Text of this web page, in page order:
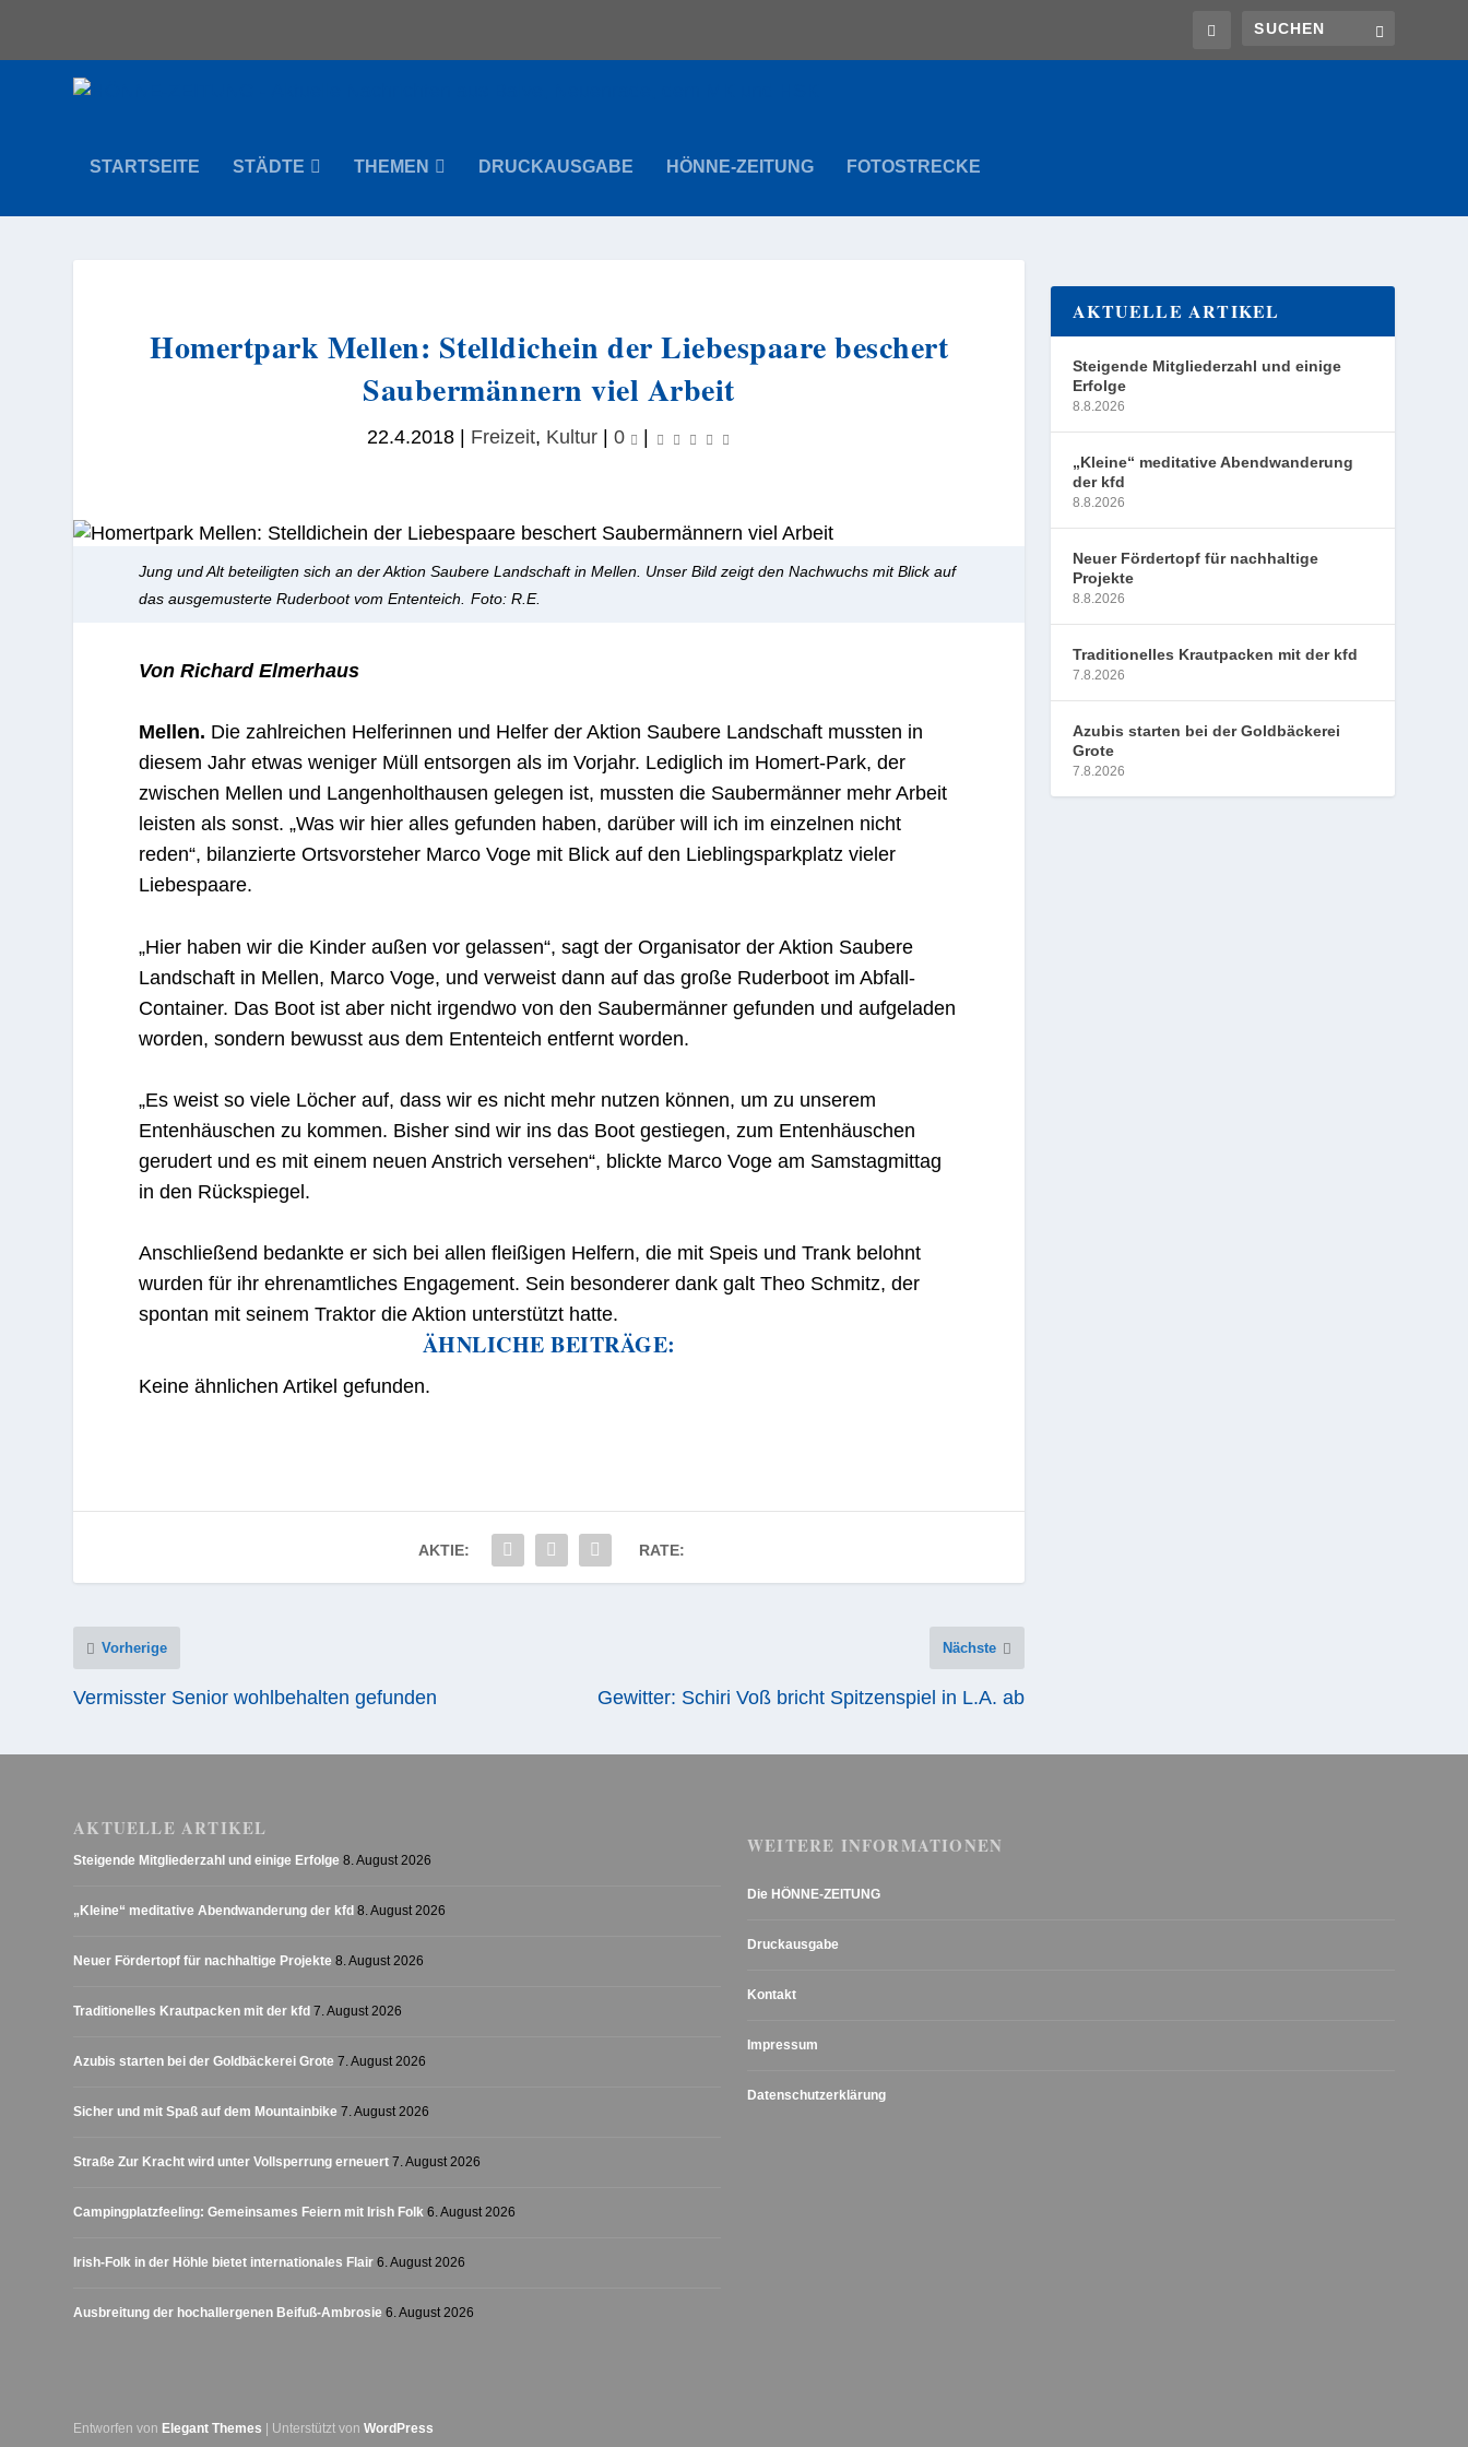
STARTSEITE STÄDTE THEMEN DRUCKAUSGABE HÖNNE-ZEITUNG FOTOSTRECKE
Homertpark Mellen: Stelldichein der Liebespaare beschert
Saubermännern viel Arbeit
22.4.2018 Freizeit, Kultur |0
Jung und Alt beteiligten sich an der Aktion Saubere Landschaft in Mellen. Unser Bild zeigt den Nachwuchs mit Blick auf
das ausgemusterte Ruderboot vom Ententeich.
Foto: R.E.
Von Richard Elmerhaus
Mellen. Die zahlreichen Helferinnen und Helfer der Aktion Saubere Landschaft mussten in
diesem Jahr etwas weniger Müll entsorgen als im Vorjahr. Lediglich im Homert-Park, der
zwischen Mellen und Langenholthausen gelegen ist, mussten die Saubermänner mehr Arbeit
leisten als sonst. „Was wir hier alles gefunden haben, darüber will ich im einzelnen nicht
reden“, bilanzierte Ortsvorsteher Marco Voge mit Blick auf den Lieblingsparkplatz vieler
Liebespaare.
„Hier haben wir die Kinder außen vor gelassen“, sagt der Organisator der Aktion Saubere
Landschaft in Mellen, Marco Voge, und verweist dann auf das große Ruderboot im Abfall-
Container. Das Boot ist aber nicht irgendwo von den Saubermänner gefunden und aufgeladen
worden, sondern bewusst aus dem Ententeich entfernt worden.
„Es weist so viele Löcher auf, dass wir es nicht mehr nutzen können, um zu unserem
Entenhäuschen zu kommen. Bisher sind wir ins das Boot gestiegen, zum Entenhäuschen
gerudert und es mit einem neuen Anstrich versehen“, blickte Marco Voge am Samstagmittag
in den Rückspiegel.
Anschließend bedankte er sich bei allen fleißigen Helfern, die mit Speis und Trank belohnt
wurden für ihr ehrenamtliches Engagement. Sein besonderer dank galt Theo Schmitz, der
spontan mit seinem Traktor die Aktion unterstützt hatte.
ÄHNLICHE BEITRÄGE:
Keine ähnlichen Artikel gefunden.
AKTIE: RATE:
Vorherige
Vermisster Senior wohlbehalten gefunden
Nächste
Gewitter: Schiri Voß bricht Spitzenspiel in L.A. ab
AKTUELLE ARTIKEL
Steigende Mitgliederzahl und einige
Erfolge
8.8.2026
„Kleine“ meditative Abendwanderung
der kfd
8.8.2026
Neuer Fördertopf für nachhaltige
Projekte
8.8.2026
Traditionelles Krautpacken mit der kfd
7.8.2026
Azubis starten bei der Goldbäckerei
Grote
7.8.2026
AKTUELLE ARTIKEL
Steigende Mitgliederzahl und einige Erfolge 8. August 2026
„Kleine“ meditative Abendwanderung der kfd 8. August 2026
Neuer Fördertopf für nachhaltige Projekte 8. August 2026
Traditionelles Krautpacken mit der kfd 7. August 2026
Azubis starten bei der Goldbäckerei Grote 7. August 2026
Sicher und mit Spaß auf dem Mountainbike 7. August 2026
Straße Zur Kracht wird unter Vollsperrung erneuert 7. August 2026
Campingplatzfeeling: Gemeinsames Feiern mit Irish Folk 6. August 2026
Irish-Folk in der Höhle bietet internationales Flair 6. August 2026
Ausbreitung der hochallergenen Beifuß-Ambrosie 6. August 2026
WEITERE INFORMATIONEN
Die HÖNNE-ZEITUNG
Druckausgabe
Kontakt
Impressum
Datenschutzerklärung
Entworfen von Elegant Themes | Unterstützt vonWordPress